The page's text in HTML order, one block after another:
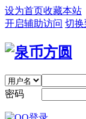
设为首页收藏本站
开启辅助访问 切换
密码